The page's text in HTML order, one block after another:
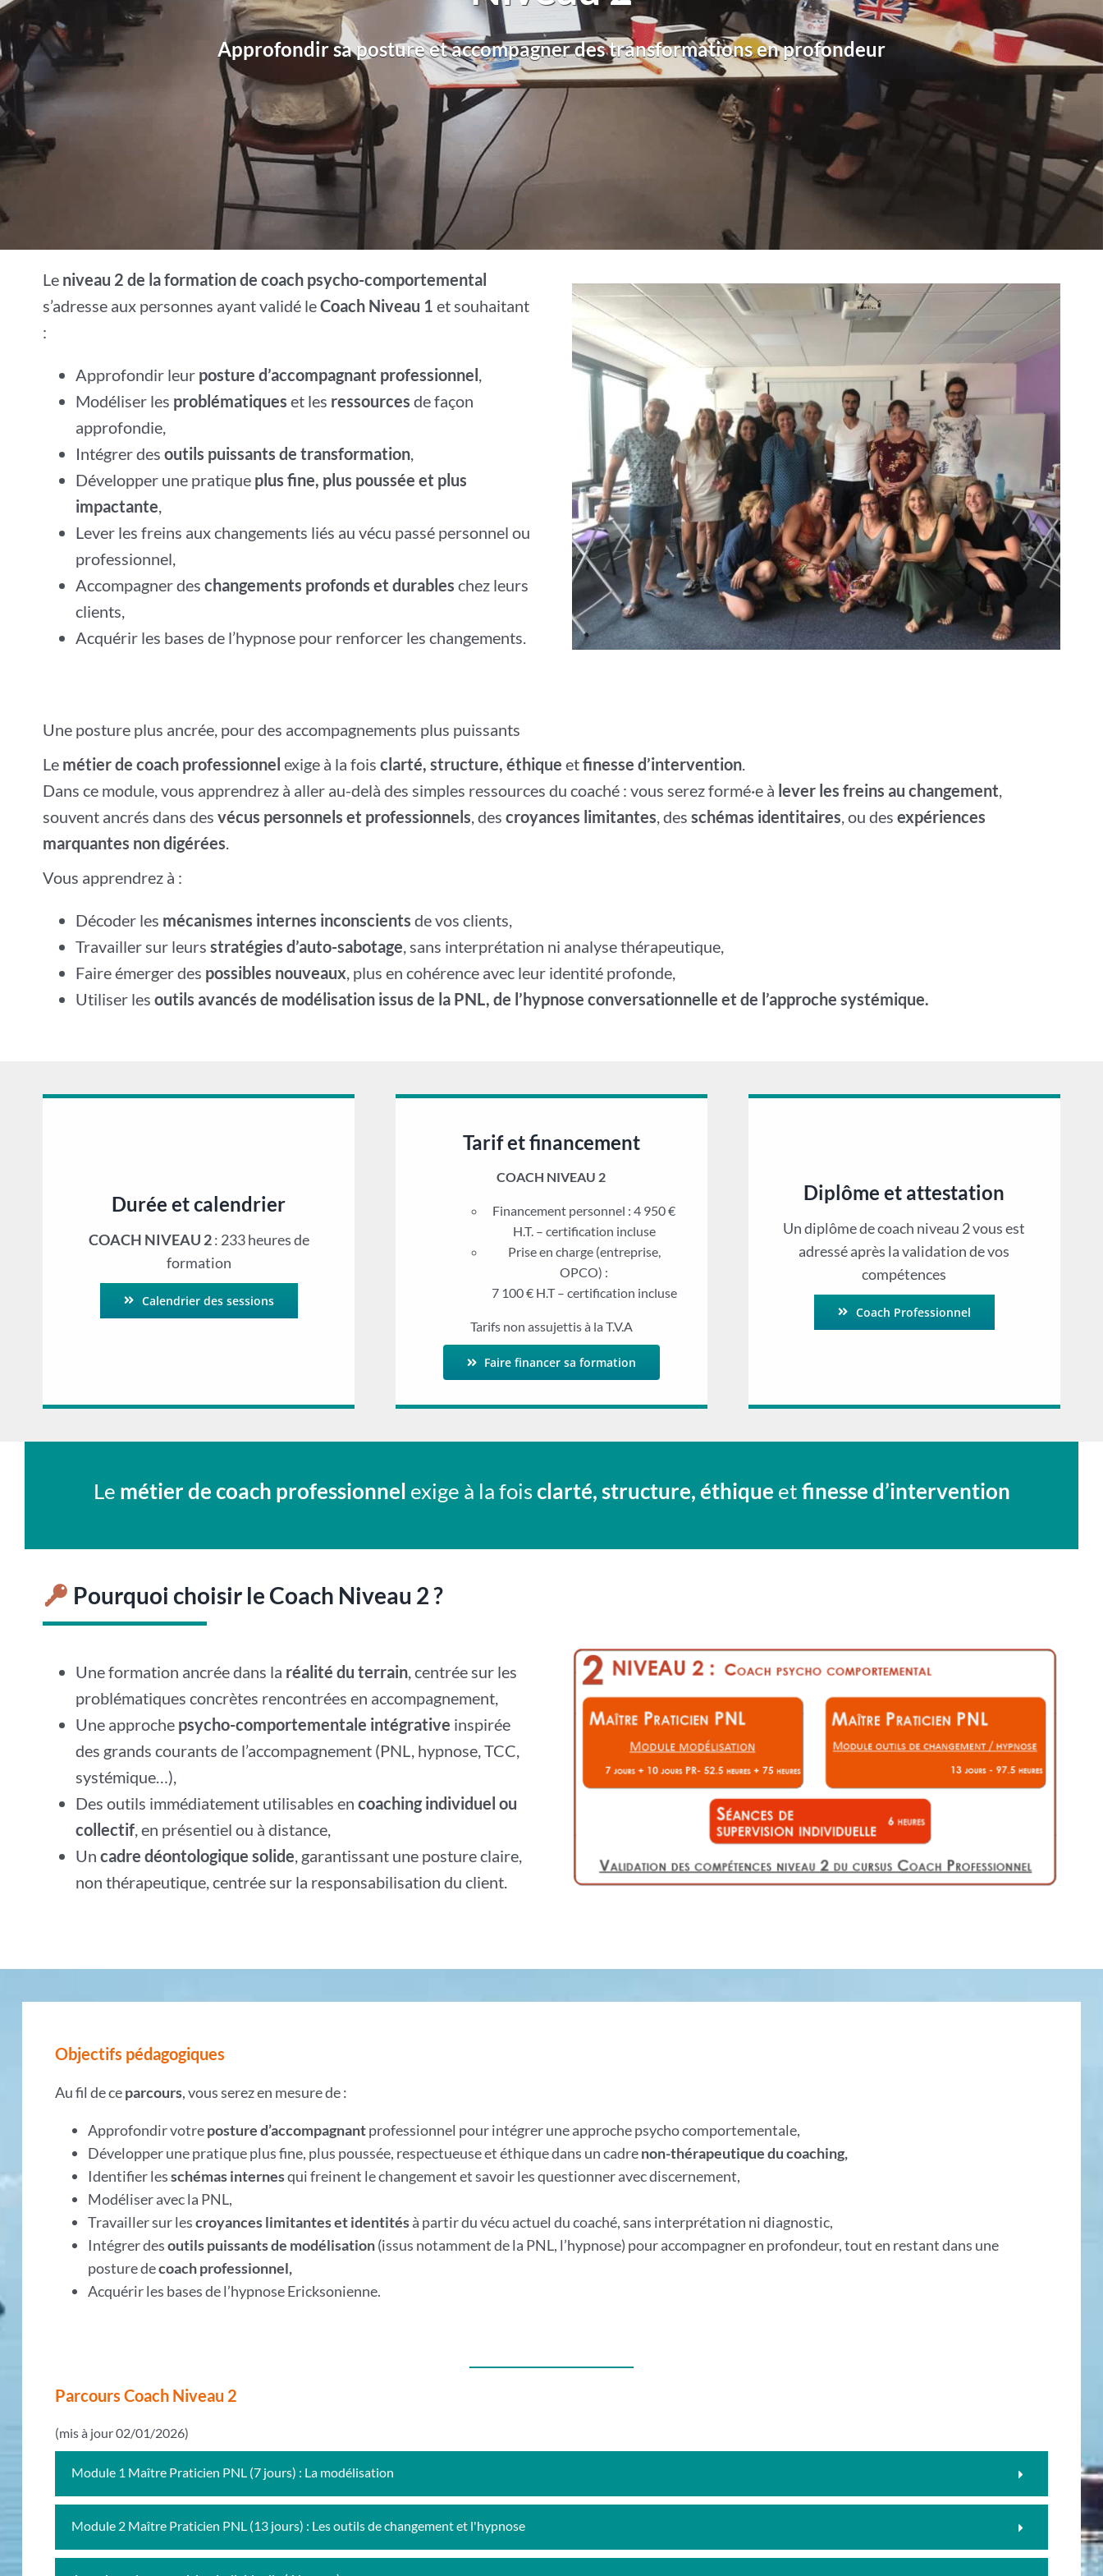
Approfondir sa posture et accompagner des transformations en profondeur
Le niveau 2 de la formation de coach psycho-comportemental
s’adresse aux personnes ayant validé leCoach Niveau 1 et souhaitant
:
Approfondir leur posture d’accompagnant professionnel,
Modéliser les problématiques et les ressources de façon
approfondie,
Intégrer des outils puissants de transformation,
Développer une pratique plus fine, plus poussée et plus
impactante,
Lever les freins aux changements liés au vécu passé personnel ou
professionnel,
Accompagner des changements profonds et durables chez leurs
clients,
Acquérir les bases de l’hypnose pour renforcer les changements.
Une posture plus ancrée, pour des accompagnements plus puissants
Le métier de coach professionnel exige à la fois clarté, structure, éthique etfinesse d’intervention.
Dans ce module, vous apprendrez à aller au-delà des simples ressources du coaché : vous serez formé·e à lever les freins au changement,
souvent ancrés dans des vécus personnels et professionnels, des croyances limitantes, des schémas identitaires, ou des expériences
marquantes non digérées.
Vous apprendrez à :
Décoder les mécanismes internes inconscients de vos clients,
Travailler sur leurs stratégies d’auto-sabotage, sans interprétation ni analyse thérapeutique,
Faire émerger des possibles nouveaux, plus en cohérence avec leur identité profonde,
Utiliser les outils avancés de modélisation issus de la PNL, de l’hypnose conversationnelle et de l’approche systémique.
Durée et calendrier
COACH NIVEAU 2: 233 heures de
formation
Calendrier des sessions
Tarif et financement
COACH NIVEAU 2
Financement personnel : 4 950 €
H.T. – certification incluse
Prise en charge (entreprise,
OPCO) :
7 100 € H.T – certification incluse
Tarifs non assujettis à la T.V.A
Faire financer sa formation
Diplôme et attestation
Un diplôme de coach niveau 2 vous est
adressé après la validation de vos
compétences
Coach Professionnel
Le métier de coach professionnel exige à la foisclarté, structure, éthique etfinesse d’intervention
Pourquoi choisir le Coach Niveau 2 ?
Une formation ancrée dans la réalité du terrain, centrée sur les
problématiques concrètes rencontrées en accompagnement,
Une approche psycho-comportementale intégrative inspirée
des grands courants de l’accompagnement (PNL, hypnose, TCC,
systémique…),
Des outils immédiatement utilisables en coaching individuel ou
collectif, en présentiel ou à distance,
Un cadre déontologique solide, garantissant une posture claire,
non thérapeutique, centrée sur la responsabilisation du client.
Objectifs pédagogiques
Au fil de ceparcours, vous serez en mesure de :
Approfondir votreposture d’accompagnantprofessionnel pour intégrer une approche psycho comportementale,
Développer une pratique plus fine, plus poussée, respectueuse et éthique dans un cadrenon-thérapeutique du coaching,
Identifier lesschémas internesqui freinent le changement et savoir les questionner avec discernement,
Modéliser avec la PNL,
Travailler sur lescroyances limitantes et identitésà partir du vécu actuel du coaché, sans interprétation ni diagnostic,
Intégrer desoutils puissants de modélisation(issus notamment de la PNL, l’hypnose) pour accompagner en profondeur, tout en restant dans une
posture decoach professionnel,
Acquérir les bases de l’hypnose Ericksonienne.
Parcours Coach Niveau 2
(mis à jour 02/01/2026)
Module 1 Maître Praticien PNL (7 jours) : La modélisation
Module 2 Maître Praticien PNL (13 jours) : Les outils de changement et l'hypnose